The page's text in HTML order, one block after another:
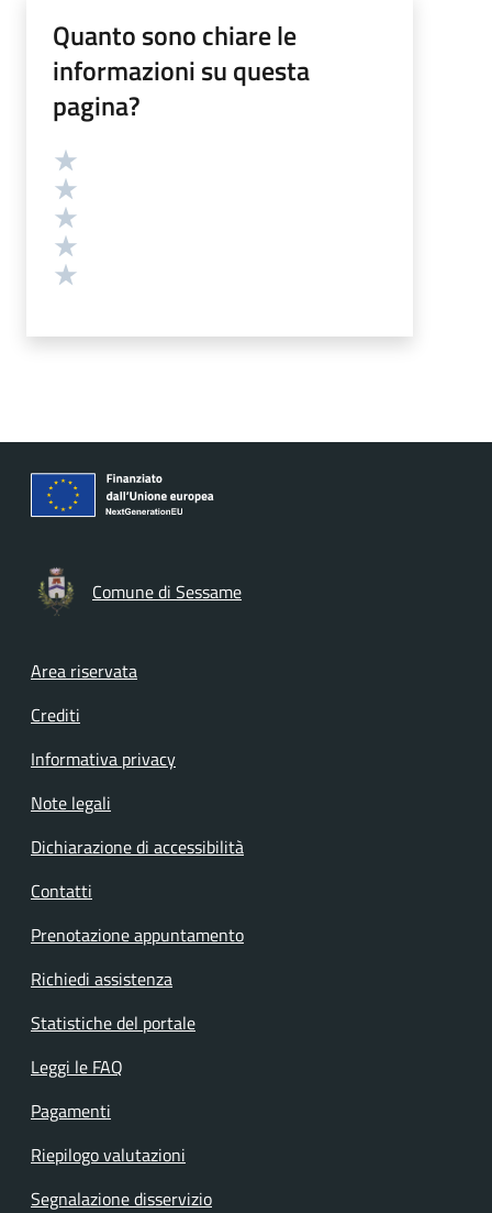
Quanto sono chiare le
informazioni su questa
pagina?
Valutazione
Comune di Sessame
Footer menu
Area riservata
Crediti
Informativa privacy
Note legali
Dichiarazione di accessibilità
Contatti
Prenotazione appuntamento
Richiedi assistenza
Statistiche del portale
Leggi le FAQ
Pagamenti
Riepilogo valutazioni
Segnalazione disservizio